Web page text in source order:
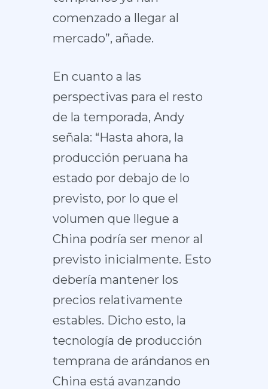
comenzado a llegar al
mercado”, añade.
En cuanto a las
perspectivas para el resto
de la temporada, Andy
señala: “Hasta ahora, la
producción peruana ha
estado por debajo de lo
previsto, por lo que el
volumen que llegue a
China podría ser menor al
previsto inicialmente. Esto
debería mantener los
precios relativamente
estables. Dicho esto, la
tecnología de producción
temprana de arándanos en
China está avanzando